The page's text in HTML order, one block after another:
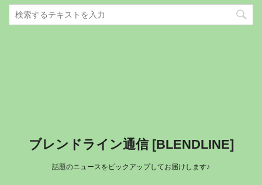
ブレンドライン通信 [BLENDLINE]
話題のニュースをピックアップしてお届けします♪